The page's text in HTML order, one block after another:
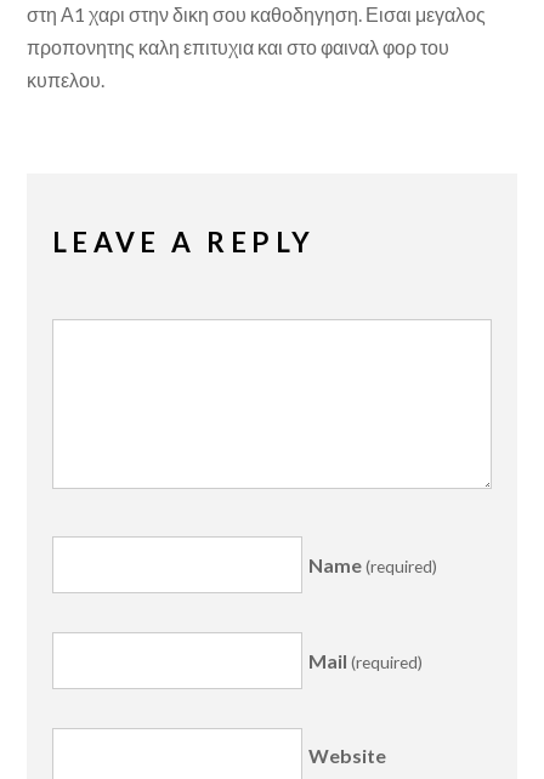
στη Α1 χαρι στην δικη σου καθοδηγηση. Εισαι μεγαλος
προπονητης καλη επιτυχια και στο φαιναλ φορ του
κυπελου.
LEAVE A REPLY
Name(required)
Mail (required)
Website